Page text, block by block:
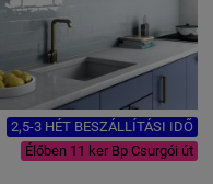
2,5-3 HÉT BESZÁLLÍTÁSI IDŐ
Élőben 11 ker Bp Csurgói út